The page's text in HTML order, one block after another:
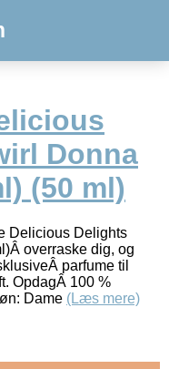
Donna
(50 ml)
Delicious Delights
overraske dig, og
parfume til
OpdagÂ 100 %
Dame (Læs mere)